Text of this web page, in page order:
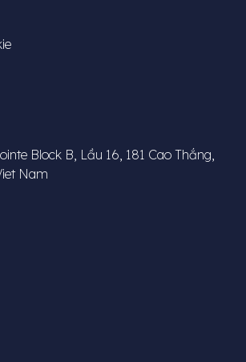
Block B, Lầu 16, 181 Cao Thắng,
Nam